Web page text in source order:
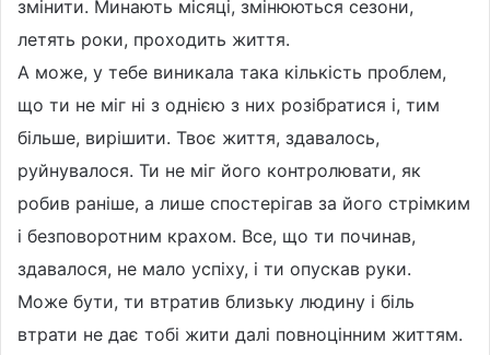
змінити. Минають місяці, змінюються сезони,
летять роки, проходить життя.
А може, у тебе виникала така кількість проблем,
що ти не міг ні з однією з них розібратися і, тим
більше, вирішити. Твоє життя, здавалось,
руйнувалося. Ти не міг його контролювати, як
робив раніше, а лише спостерігав за його стрімким
і безповоротним крахом. Все, що ти починав,
здавалося, не мало успіху, і ти опускав руки.
Може бути, ти втратив близьку людину і біль
втрати не дає тобі жити далі повноцінним життям.